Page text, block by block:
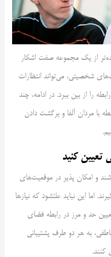
از یک مجموعه صفت اشکار
شخصیتی، می‌تواند انتظارات
را از بین ببرد. در ادامه، چند
با مردان آلفا و برگشت دادن
و امکان پذیر در موقعیت‌های
اما این نباید علتشود که نیازها
حد و مرز در رابطه فضای
به هر دو طرف پشتیبانی
کنند.